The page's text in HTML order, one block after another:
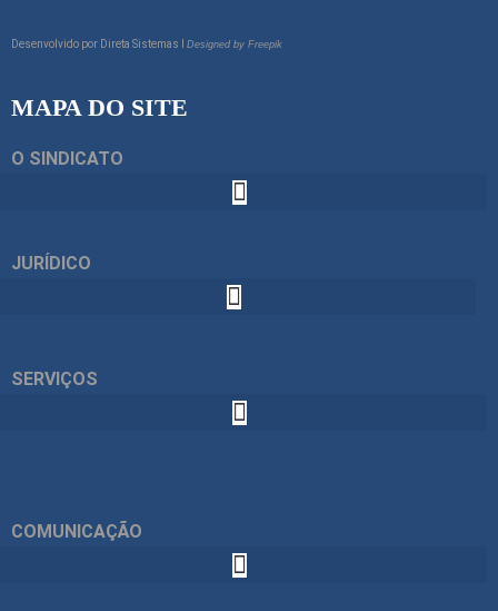
Desenvolvido por Direta Sistemas I Designed by Freepik
MAPA DO SITE
O SINDICATO
JURÍDICO
SERVIÇOS
COMUNICAÇÃO